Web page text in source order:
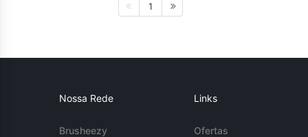
1
Nossa Rede
Brusheezy
Links
Ofertas